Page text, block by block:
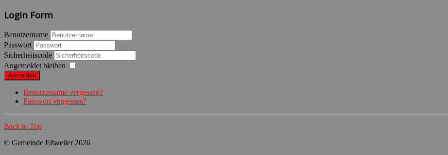
Login Form
Benutzername
Passwort
Sicherheitscode
Angemeldet bleiben
Anmelden
Benutzername vergessen?
Passwort vergessen?
Back to Top
© Gemeinde Eßweiler 2026